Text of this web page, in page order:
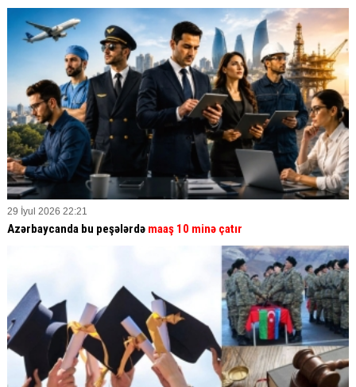
29 İyul 2026 22:21
Azərbaycanda bu peşələrdə maaş 10 minə çatır